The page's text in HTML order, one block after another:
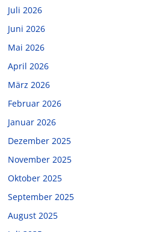
Juli 2026
Juni 2026
Mai 2026
April 2026
März 2026
Februar 2026
Januar 2026
Dezember 2025
November 2025
Oktober 2025
September 2025
August 2025